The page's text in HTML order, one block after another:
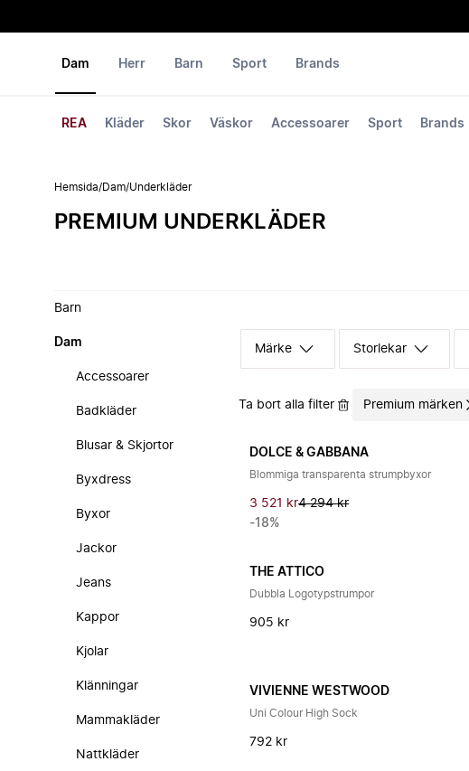
Dam
REA Kläder Skor Väskor Accessoarer Sport Brands
Herr Barn Sport Brands
Hemsida/Dam/Underkläder
PREMIUM UNDERKLÄDER
Barn
Dam
Accessoarer
Badkläder
Blusar & Skjortor
Byxdress
Byxor
Jackor
Jeans
Kappor
Kjolar
Klänningar
Mammakläder
Nattkläder
Märke Storlekar
Ta bort alla filter Premium märken
DOLCE & GABBANA
Blommiga transparenta strumpbyxor
3 521 kr4 294 kr
-18%
THE ATTICO
Dubbla Logotypstrumpor
905 kr
VIVIENNE WESTWOOD
Uni Colour High Sock
792 kr